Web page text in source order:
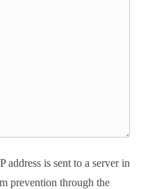
address is sent to a server in
prevention through the